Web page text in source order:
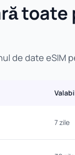
toate
de date eSIM
7 zile